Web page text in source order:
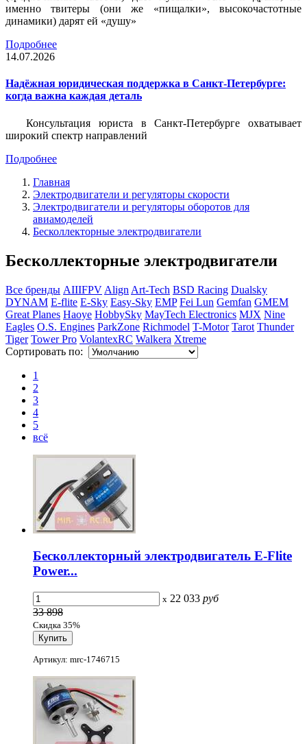
именно твитеры (они же «пищалки», высокочастотные
динамики) дарят ей «душу»
Подробнее
14.07.2026
Надёжная юридическая поддержка в Санкт-Петербурге:
когда важна каждая деталь
Консультация юриста в Санкт-Петербурге охватывает
широкий спектр направлений
Подробнее
Главная
Электродвигатели и регуляторы скорости
Электродвигатели и регуляторы оборотов для
авиамоделей
Бесколлекторные электродвигатели
Бесколлекторные электродвигатели
Все бренды AIIIFPV Align Art-Tech BSD Racing Dualsky
DYNAM E-flite E-Sky Easy-Sky EMP Fei Lun Gemfan GMEM
Great Planes Haoye HobbySky MayTech Electronics MJX Nine
Eagles O.S. Engines ParkZone Richmodel T-Motor Tarot Thunder
Tiger Tower Pro VolantexRC Walkera Xtreme
Сортировать по:
1
2
3
4
5
всё
Бесколлекторный электродвигатель E-Flite
Power...
x 22 033 руб
33 898
Скидка 35%
Артикул: mrc-1746715